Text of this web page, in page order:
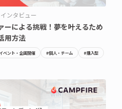
ンタビュー
による挑戦！夢を叶えるため
用方法
ベント・企画開催 #個人・チーム
#購入型